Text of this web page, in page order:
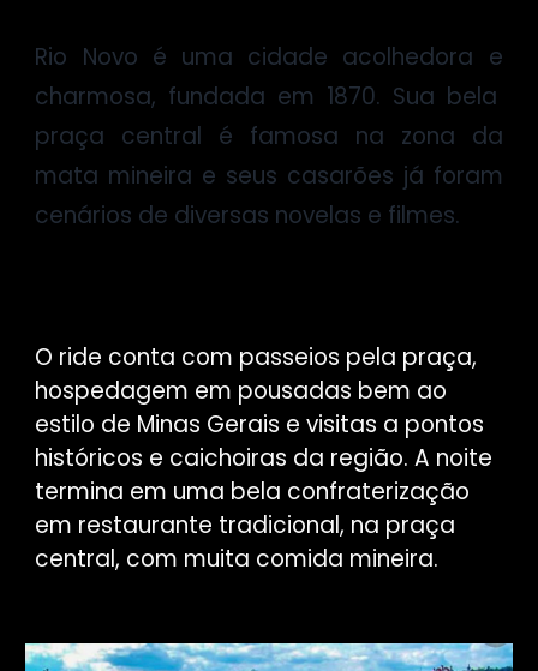
Rio Novo é uma cidade acolhedora e
charmosa, fundada em 1870. Sua bela
praça central é famosa na zona da
mata mineira e seus casarões já foram
cenários de diversas novelas e filmes.
O ride conta com passeios pela praça,
hospedagem em pousadas bem ao
estilo de Minas Gerais e visitas a pontos
históricos e caichoiras da região. A noite
termina em uma bela confraterização
em restaurante tradicional, na praça
central, com muita comida mineira.